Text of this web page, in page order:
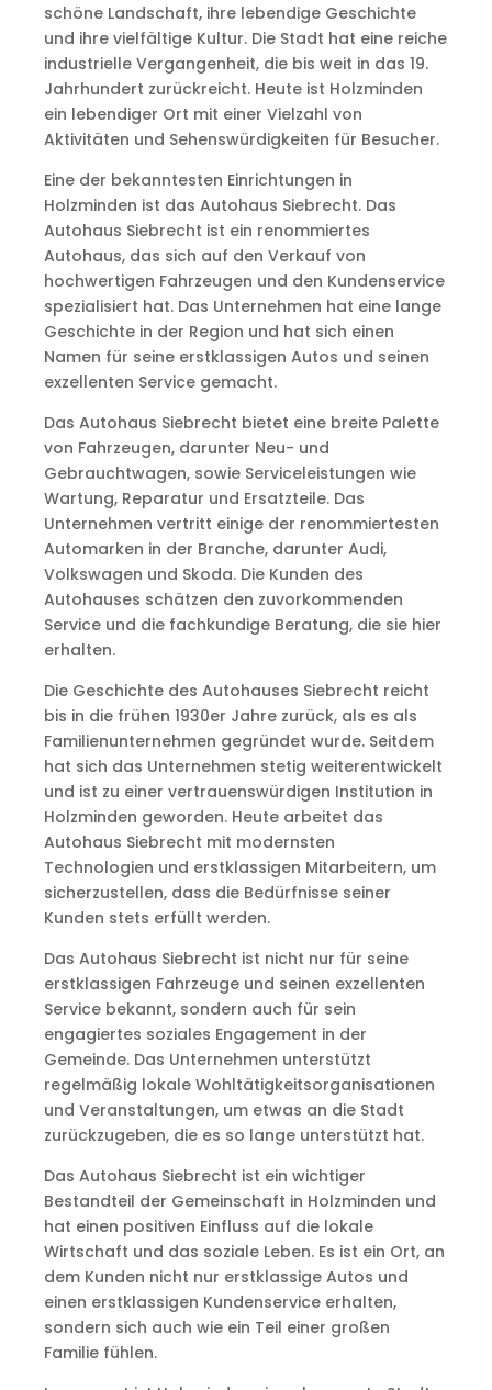
schöne Landschaft, ihre lebendige Geschichte
und ihre vielfältige Kultur. Die Stadt hat eine reiche
industrielle Vergangenheit, die bis weit in das 19.
Jahrhundert zurückreicht. Heute ist Holzminden
ein lebendiger Ort mit einer Vielzahl von
Aktivitäten und Sehenswürdigkeiten für Besucher.
Eine der bekanntesten Einrichtungen in
Holzminden ist das Autohaus Siebrecht. Das
Autohaus Siebrecht ist ein renommiertes
Autohaus, das sich auf den Verkauf von
hochwertigen Fahrzeugen und den Kundenservice
spezialisiert hat. Das Unternehmen hat eine lange
Geschichte in der Region und hat sich einen
Namen für seine erstklassigen Autos und seinen
exzellenten Service gemacht.
Das Autohaus Siebrecht bietet eine breite Palette
von Fahrzeugen, darunter Neu- und
Gebrauchtwagen, sowie Serviceleistungen wie
Wartung, Reparatur und Ersatzteile. Das
Unternehmen vertritt einige der renommiertesten
Automarken in der Branche, darunter Audi,
Volkswagen und Skoda. Die Kunden des
Autohauses schätzen den zuvorkommenden
Service und die fachkundige Beratung, die sie hier
erhalten.
Die Geschichte des Autohauses Siebrecht reicht
bis in die frühen 1930er Jahre zurück, als es als
Familienunternehmen gegründet wurde. Seitdem
hat sich das Unternehmen stetig weiterentwickelt
und ist zu einer vertrauenswürdigen Institution in
Holzminden geworden. Heute arbeitet das
Autohaus Siebrecht mit modernsten
Technologien und erstklassigen Mitarbeitern, um
sicherzustellen, dass die Bedürfnisse seiner
Kunden stets erfüllt werden.
Das Autohaus Siebrecht ist nicht nur für seine
erstklassigen Fahrzeuge und seinen exzellenten
Service bekannt, sondern auch für sein
engagiertes soziales Engagement in der
Gemeinde. Das Unternehmen unterstützt
regelmäßig lokale Wohltätigkeitsorganisationen
und Veranstaltungen, um etwas an die Stadt
zurückzugeben, die es so lange unterstützt hat.
Das Autohaus Siebrecht ist ein wichtiger
Bestandteil der Gemeinschaft in Holzminden und
hat einen positiven Einfluss auf die lokale
Wirtschaft und das soziale Leben. Es ist ein Ort, an
dem Kunden nicht nur erstklassige Autos und
einen erstklassigen Kundenservice erhalten,
sondern sich auch wie ein Teil einer großen
Familie fühlen.